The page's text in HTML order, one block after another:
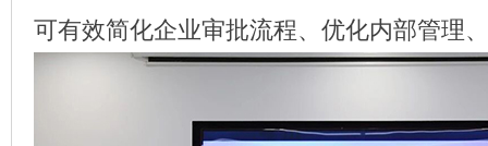
可有效简化企业审批流程、优化内部管理